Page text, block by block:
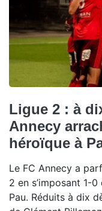
Ligue 2 : à
Annecy
héroïque à
Le FC Annecy a
2 en s’imposant 1-
Pau. Réduits à dix